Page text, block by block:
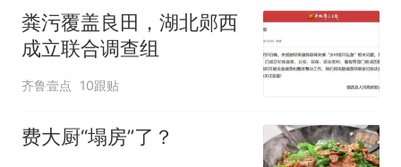
粪污覆盖良田，湖北郧西
成立联合调查组
齐鲁壹点 10跟贴
费大厨“塌房”了？